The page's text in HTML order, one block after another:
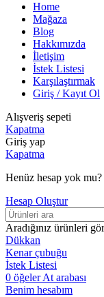
Home
Mağaza
Blog
Hakkımızda
İletişim
İstek Listesi
Karşılaştırmak
Giriş / Kayıt Ol
Alışveriş sepeti
Kapatma
Giriş yap
Kapatma
Henüz hesap yok mu?
Hesap Oluştur
Aradığınız ürünleri
Dükkan
Kenar çubuğu
İstek Listesi
0 öğeler At arabası
Benim hesabım